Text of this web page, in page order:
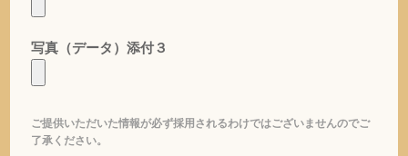
写真（データ）添付３
ご提供いただいた情報が必ず採用されるわけではございませんのでご
了承ください。